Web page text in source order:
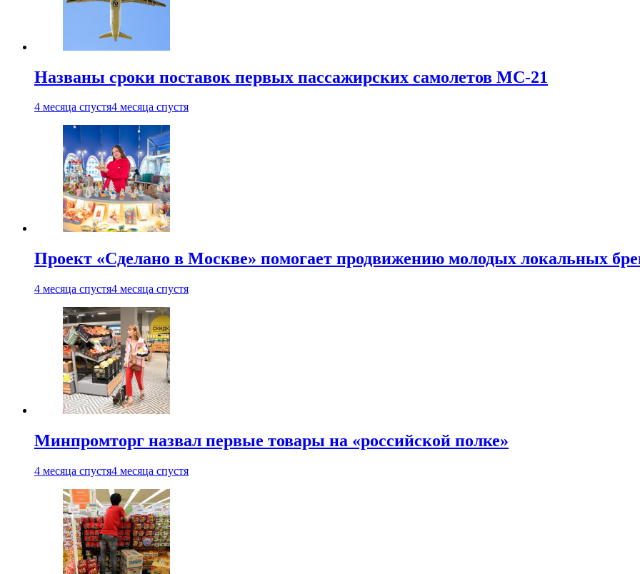
Названы сроки поставок первых пассажирских самолетов МС-21
4 месяца спустя4 месяца спустя
Проект «Сделано в Москве» помогает продвижению молодых локальных
4 месяца спустя4 месяца спустя
Минпромторг назвал первые товары на «российской полке»
4 месяца спустя4 месяца спустя